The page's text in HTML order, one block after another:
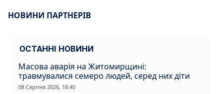
НОВИНИ ПАРТНЕРІВ
ОСТАННІ НОВИНИ
Масова аварія на Житомирщині:
травмувалися семеро людей, серед них діти
08 Серпня 2026, 18:40